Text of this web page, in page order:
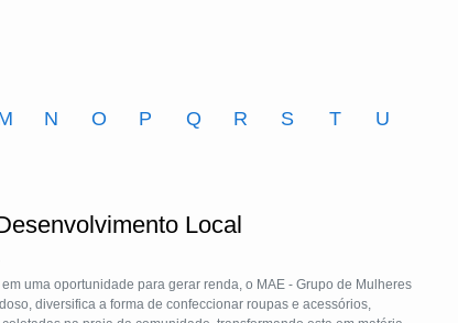
N O P Q R S T
U
Local
uma oportunidade para gerar renda, o MAE - Grupo de Mulheres
diversifica a forma de confeccionar roupas e acessórios,